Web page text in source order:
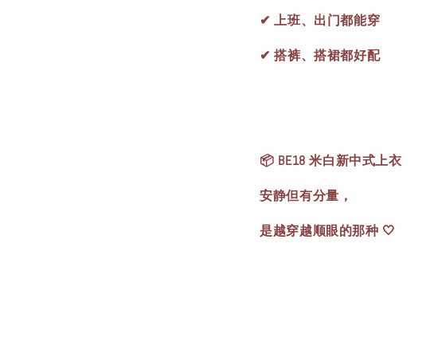
✔ 上班、出门都能穿
✔ 搭裤、搭裙都好配
📦 BE18 米白新中式上衣
安静但有分量，
是越穿越顺眼的那种 🤍